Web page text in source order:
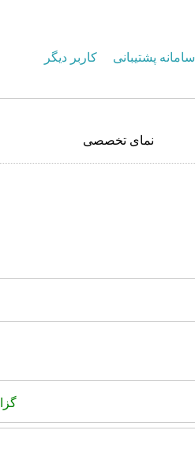
سامانه پشتیبانی کاربر دیگر
نمای تخصصی